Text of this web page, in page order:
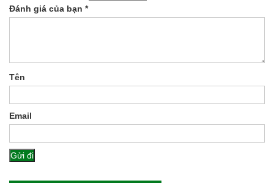
Đánh giá của bạn *
Tên
Email